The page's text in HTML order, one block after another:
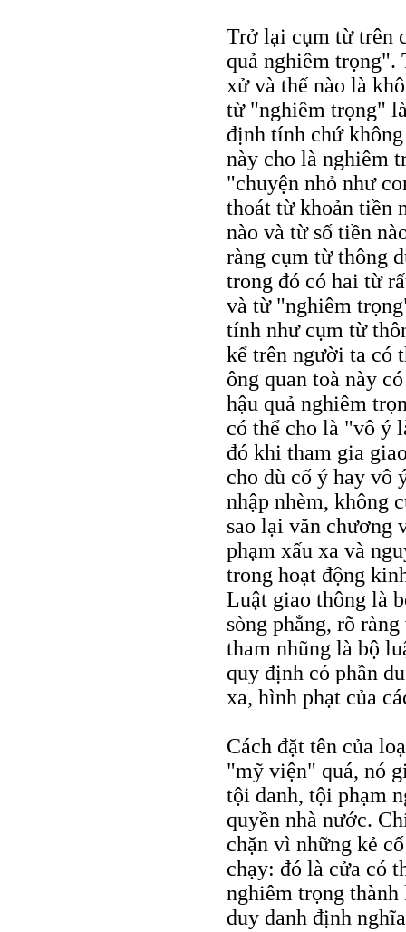
Trở lại cụm từ trên
quả nghiêm trọng".
xử và thế nào là
từ "nghiêm trọng"
định tính chứ
này cho là nghiêm
"chuyện nhỏ như
thoát từ khoản tiền
nào và từ số tiền
ràng cụm từ thông
trong đó có hai từ
và từ "nghiêm
tính như cụm từ
kể trên người ta có
ông quan toà này
hậu quả nghiêm
có thể cho là "vô ý
đó khi tham gia
cho dù cố ý hay vô
nhập nhèm, không
sao lại văn chương
phạm xấu xa và
trong hoạt động
Luật giao thông là
sòng phẳng, rõ
tham nhũng là bộ
quy định có phần
xa, hình phạt của
Cách đặt tên của
"mỹ viện" quá, nó
tội danh, tội phạm
quyền nhà nước.
chặn vì những kẻ
chạy: đó là cửa có
nghiêm trọng
duy danh định